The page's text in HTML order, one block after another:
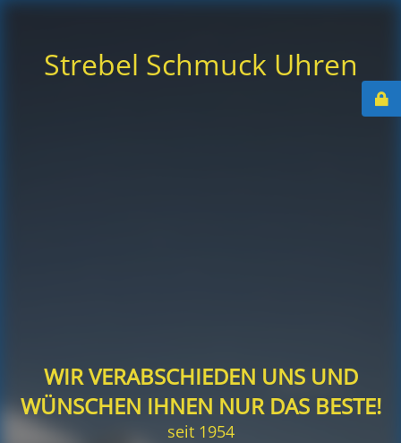
Strebel Schmuck Uhren
WIR VERABSCHIEDEN UNS UND
WÜNSCHEN IHNEN NUR DAS BESTE!
seit 1954